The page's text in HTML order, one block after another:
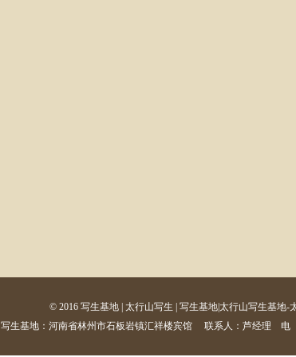
© 2016 写生基地 | 太行山写生 | 写生基地|太行山写生基
写生基地：河南省林州市石板岩镇汇祥楼宾馆 联系人：芦经理 电